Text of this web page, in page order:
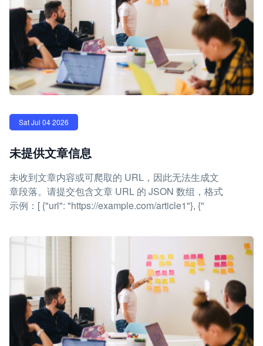
Sat Jul 04 2026
未提供文章信息
未收到文章内容或可爬取的 URL，因此无法生成文
章段落。请提交包含文章 URL 的 JSON 数组，格式
示例：[ {"url": "https://example.com/article1"}, {"